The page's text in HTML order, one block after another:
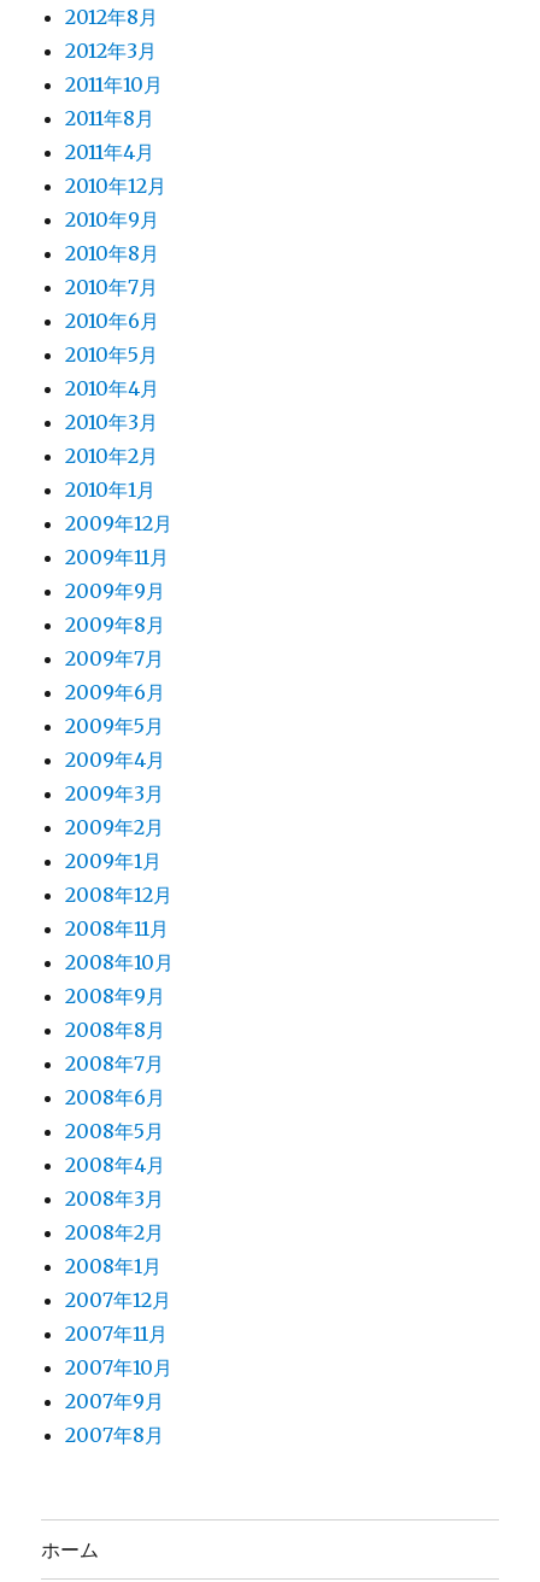
2012年8月
2012年3月
2011年10月
2011年8月
2011年4月
2010年12月
2010年9月
2010年8月
2010年7月
2010年6月
2010年5月
2010年4月
2010年3月
2010年2月
2010年1月
2009年12月
2009年11月
2009年9月
2009年8月
2009年7月
2009年6月
2009年5月
2009年4月
2009年3月
2009年2月
2009年1月
2008年12月
2008年11月
2008年10月
2008年9月
2008年8月
2008年7月
2008年6月
2008年5月
2008年4月
2008年3月
2008年2月
2008年1月
2007年12月
2007年11月
2007年10月
2007年9月
2007年8月
ホーム